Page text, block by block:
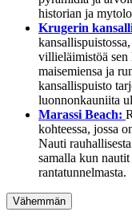
historian ja
Krugerin
villieläimistöä sen
maisemiensa ja
kansallispuisto
luonnonkauniita
Marassi Beach:
kohteessa, jossa
Nauti
samalla kun
rantatunnelmasta.
Vähemmän